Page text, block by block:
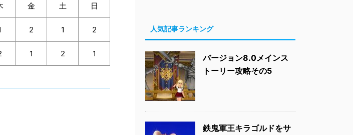
金
土
日
2 1 2
1 2 1
人気記事ランキング
バージョン8.0メインス
トーリー攻略その5
鉄鬼軍王キラゴルドをサ